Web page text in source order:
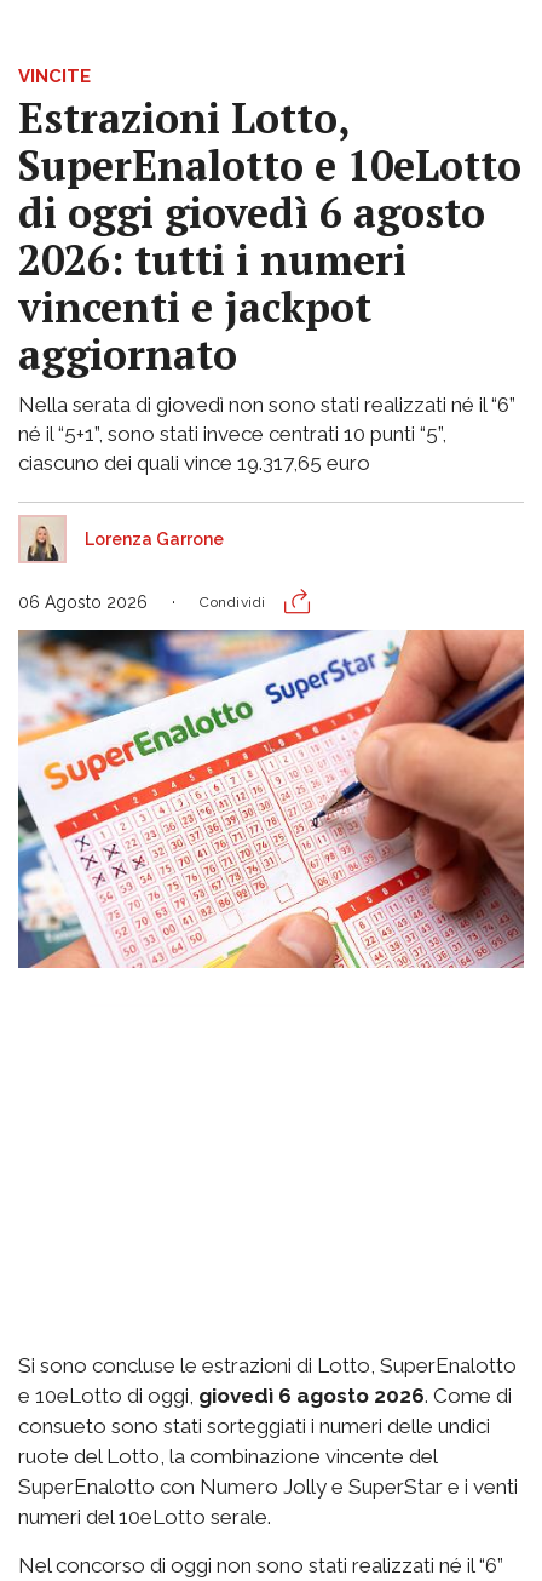
VINCITE
Estrazioni Lotto,
SuperEnalotto e 10eLotto
di oggi giovedì 6 agosto
2026: tutti i numeri
vincenti e jackpot
aggiornato
Nella serata di giovedì non sono stati realizzati né il “6”
né il “5+1”, sono stati invece centrati 10 punti “5”,
ciascuno dei quali vince 19.317,65 euro
Lorenza Garrone
06 Agosto 2026 Condividi
Si sono concluse le estrazioni di Lotto, SuperEnalotto
e 10eLotto di oggi, giovedì 6 agosto 2026. Come di
consueto sono stati sorteggiati i numeri delle undici
ruote del Lotto, la combinazione vincente del
SuperEnalotto con Numero Jolly e SuperStar e i venti
numeri del 10eLotto serale.
Nel concorso di oggi non sono stati realizzati né il “6”